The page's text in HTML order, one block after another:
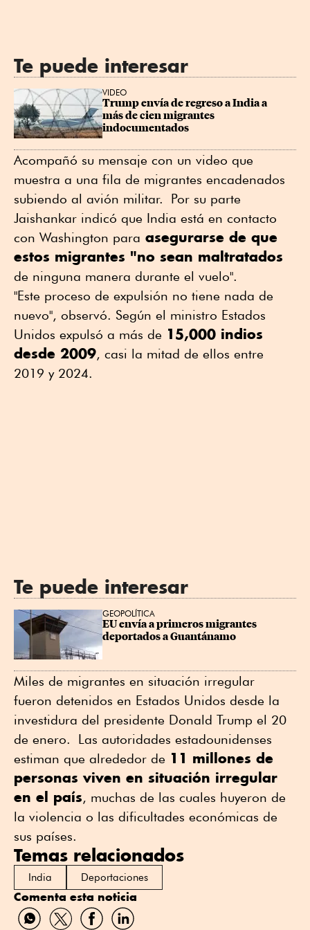
Te puede interesar
VIDEO
Trump envía de regreso a India a
más de cien migrantes
indocumentados
Acompañó su mensaje con un video que
muestra a una fila de migrantes encadenados
subiendo al avión militar. Por su parte
Jaishankar indicó que India está en contacto
con Washington para asegurarse de que
estos migrantes "no sean maltratados
de ninguna manera durante el vuelo".
"Este proceso de expulsión no tiene nada de
nuevo", observó. Según el ministro Estados
Unidos expulsó a más de 15,000 indios
desde 2009, casi la mitad de ellos entre
2019 y 2024.
Te puede interesar
GEOPOLÍTICA
EU envía a primeros migrantes
deportados a Guantánamo
Miles de migrantes en situación irregular
fueron detenidos en Estados Unidos desde la
investidura del presidente Donald Trump el 20
de enero. Las autoridades estadounidenses
estiman que alrededor de 11 millones de
personas viven en situación irregular
en el país, muchas de las cuales huyeron de
la violencia o las dificultades económicas de
sus países.
Temas relacionados
India Deportaciones
Comenta esta noticia
CompartirCompartirCompartirCompartir